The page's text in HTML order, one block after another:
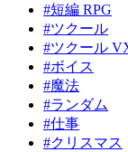
#短編 RPG
#ツクール
#ツクール
#ボイス
#魔法
#ランダム
#仕事
#クリスマス